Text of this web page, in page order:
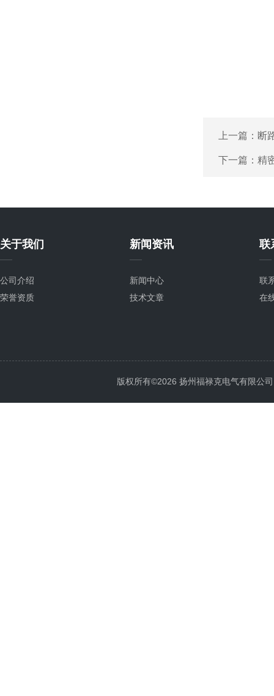
上一篇： 断
下一篇： 精
关于我们
公司介绍
荣誉资质
新闻资讯
新闻中心
技术文章
联
联
在
版权所有©2026 扬州福禄克电气有限公